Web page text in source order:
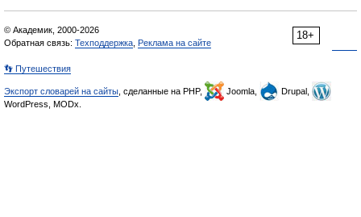
18+
© Академик, 2000-2026
Обратная связь: Техподдержка Реклама на сайте
👣 Путешествия
Экспорт словарей на сайты , сделанные на PHP, Joomla,
Drupal,
WordPress, MODx.